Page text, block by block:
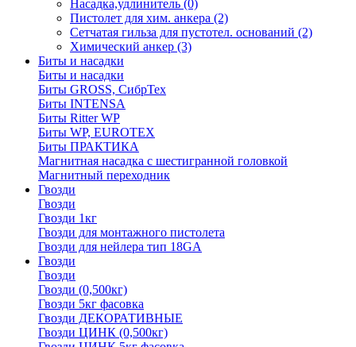
Насадка,удлинитель (0)
Пистолет для хим. анкера (2)
Сетчатая гильза для пустотел. оснований (2)
Химический анкер (3)
Биты и насадки
Биты и насадки
Биты GROSS, СибрТех
Биты INTENSA
Биты Ritter WP
Биты WP, EUROTEX
Биты ПРАКТИКА
Магнитная насадка с шестигранной головкой
Магнитный переходник
Гвозди
Гвозди
Гвозди 1кг
Гвозди для монтажного пистолета
Гвозди для нейлера тип 18GA
Гвозди
Гвозди
Гвозди (0,500кг)
Гвозди 5кг фасовка
Гвозди ДЕКОРАТИВНЫЕ
Гвозди ЦИНК (0,500кг)